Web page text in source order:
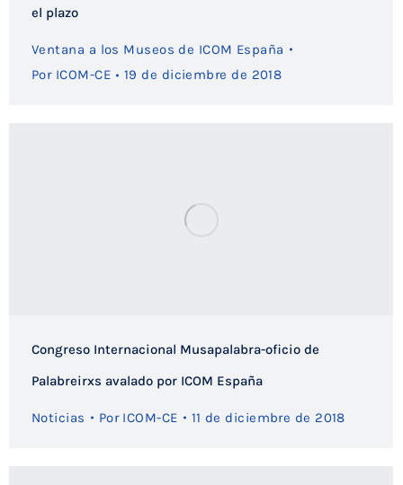
el plazo
Ventana a los Museos de ICOM España
Por ICOM-CE 19 de diciembre de 2018
Congreso Internacional Musapalabra-oficio de
Palabreirxs avalado por ICOM España
Noticias Por ICOM-CE 11 de diciembre de 2018